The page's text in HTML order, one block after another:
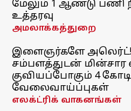
மேலும் 1 ஆண்டு பணி
உத்தரவு
அமலாக்கத்துறை
இளைஞர்களே அலெர்ட்!
சம்பளத்துடன்
குவியப்போகும் 4 கோடி
வேலைவாய்ப்புகள்
எலக்ட்ரிக் வாகனங்கள்